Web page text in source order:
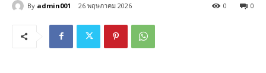
By admin001 26 พฤษภาคม 2026 0
0